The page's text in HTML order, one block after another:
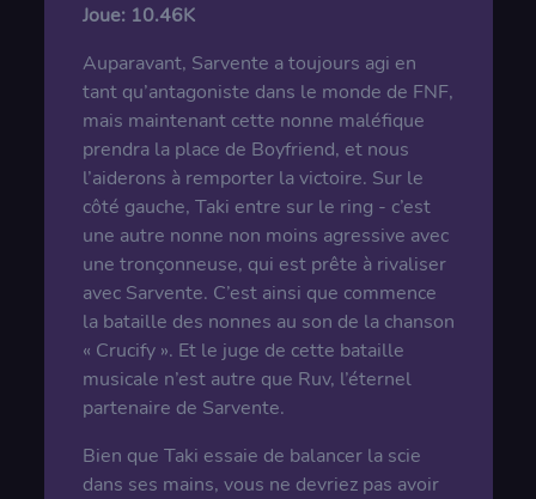
Joue: 10.46K
Auparavant, Sarvente a toujours agi en
tant qu’antagoniste dans le monde de FNF,
mais maintenant cette nonne maléfique
prendra la place de Boyfriend, et nous
l’aiderons à remporter la victoire. Sur le
côté gauche, Taki entre sur le ring - c’est
une autre nonne non moins agressive avec
une tronçonneuse, qui est prête à rivaliser
avec Sarvente. C’est ainsi que commence
la bataille des nonnes au son de la chanson
« Crucify ». Et le juge de cette bataille
musicale n’est autre que Ruv, l’éternel
partenaire de Sarvente.
Bien que Taki essaie de balancer la scie
dans ses mains, vous ne devriez pas avoir